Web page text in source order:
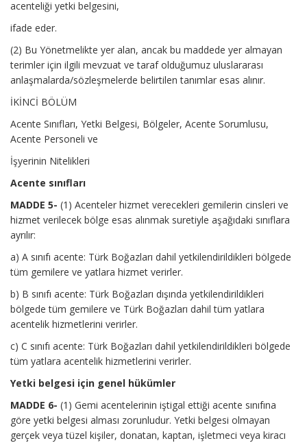
acenteliği yetki belgesini,
ifade eder.
(2) Bu Yönetmelikte yer alan, ancak bu maddede yer almayan
terimler için ilgili mevzuat ve taraf olduğumuz uluslararası
anlaşmalarda/sözleşmelerde belirtilen tanımlar esas alınır.
İKİNCİ BÖLÜM
Acente Sınıfları, Yetki Belgesi, Bölgeler, Acente Sorumlusu,
Acente Personeli ve
İşyerinin Nitelikleri
Acente sınıfları
MADDE 5- (1) Acenteler hizmet verecekleri gemilerin cinsleri ve
hizmet verilecek bölge esas alınmak suretiyle aşağıdaki sınıflara
ayrılır:
a) A sınıfı acente: Türk Boğazları dahil yetkilendirildikleri bölgede
tüm gemilere ve yatlara hizmet verirler.
b) B sınıfı acente: Türk Boğazları dışında yetkilendirildikleri
bölgede tüm gemilere ve Türk Boğazları dahil tüm yatlara
acentelik hizmetlerini verirler.
c) C sınıfı acente: Türk Boğazları dahil yetkilendirildikleri bölgede
tüm yatlara acentelik hizmetlerini verirler.
Yetki belgesi için genel hükümler
MADDE 6- (1) Gemi acentelerinin iştigal ettiği acente sınıfına
göre yetki belgesi alması zorunludur. Yetki belgesi olmayan
gerçek veya tüzel kişiler, donatan, kaptan, işletmeci veya kiracı